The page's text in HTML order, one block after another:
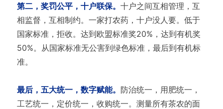
第二，奖罚公平，十户联保。 十户之间互相管理，互
相监督，互相制约。一家打农药，十户没人要。低于
国家标准，拒收。达到欧盟标准奖20%，达到有机奖
50%。从国家标准无公害到绿色标准，最后到有机标
准。
最后，五大统一，数字赋能。 防治统一，用肥统一，
工艺统一，定价统一，收购统一。测量所有茶农的面